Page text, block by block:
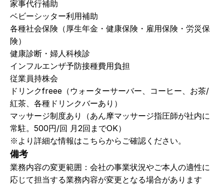
家事代⾏補助
ベビーシッター利⽤補助
各種社会保険（厚生年金・健康保険・雇用保険・労災保
険）
健康診断・婦人科検診
インフルエンザ予防接種費用負担
従業員持株会
ドリンクfreee（ウォーターサーバー、コーヒー、お茶/
紅茶、各種ドリンクバーあり）
マッサージ制度あり（あん摩マッサージ指圧師が社内に
常駐。500円/回 月2回までOK）
※より詳細な情報はこちらからご確認ください。
備考
業務内容の変更範囲：会社の事業状況やご本人の適性に
応じて担当する業務内容が変更となる場合があります